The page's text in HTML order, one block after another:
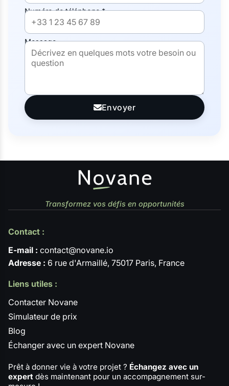
Numéro de téléphone *
Message
Envoyer
Transformez vos défis en opportunités
Contact :
E-mail : contact@novane.io
Adresse : 6 rue d'Armaillé, 75017 Paris, France
Liens utiles :
Contacter Novane
Simulateur de prix
Blog
Échanger avec un expert Novane
Prêt à donner vie à votre projet ? Échangez avec un
expert dès maintenant pour un accompagnement sur-